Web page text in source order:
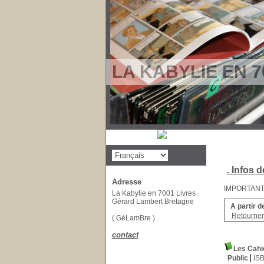
LA KABYLIE EN
. Infos
A partir
Les
Public
Adresse
La Kabylie en 7001 Livres
Gérard Lambert Bretagne
( GéLamBre )
contact